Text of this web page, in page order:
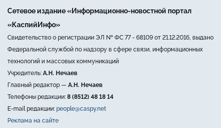
Сетевое издание «Информационно-новостной портал
«КаспийИнфо»
Свидетельство о регистрации ЭЛ № ФС 77 - 68109 от 21.12.2016, выдано
Федеральной службой по надзору в сфере связи, информационных
технологий и массовых коммуникаций
Учредитель: А.Н. Нечаев
Главный редактор — А.Н. Нечаев
Телефоны редакции: 8 (8512) 48 18 14
E-mail редакции: people@caspy.net
Реклама на сайте